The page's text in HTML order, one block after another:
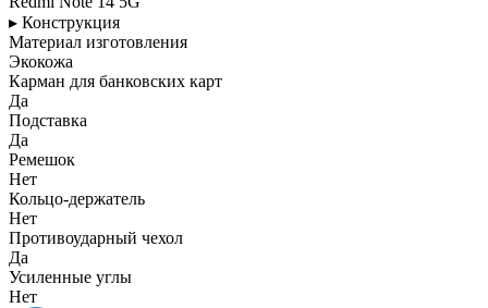
▸ Конструкция
Материал изготовления
Экокожа
Карман для банковских карт
Да
Подставка
Да
Ремешок
Нет
Кольцо-держатель
Нет
Противоударный чехол
Да
Усиленные углы
Нет